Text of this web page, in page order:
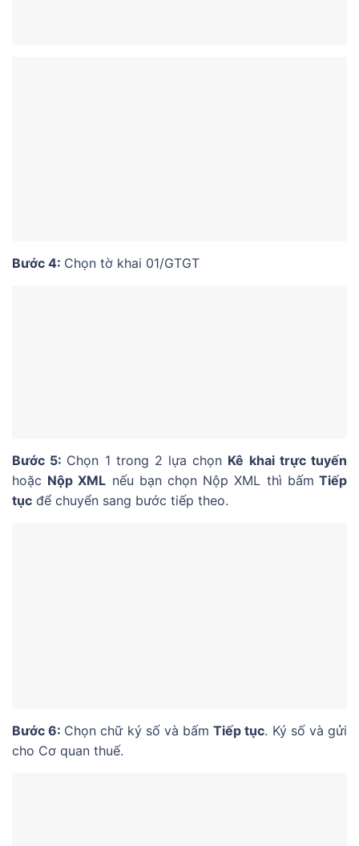
Bước 4: Chọn tờ khai 01/GTGT
Bước 5: Chọn 1 trong 2 lựa chọn Kê khai trực tuyến
hoặc Nộp XML nếu bạn chọn Nộp XML thì bấm Tiếp
tục để chuyển sang bước tiếp theo.
Bước 6: Chọn chữ ký số và bấmTiếp tục. Ký số và gửi
cho Cơ quan thuế.